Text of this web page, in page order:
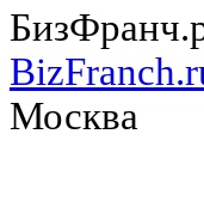
Москва